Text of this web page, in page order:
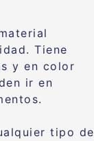
Tiene
y en color
ir en
tipo de